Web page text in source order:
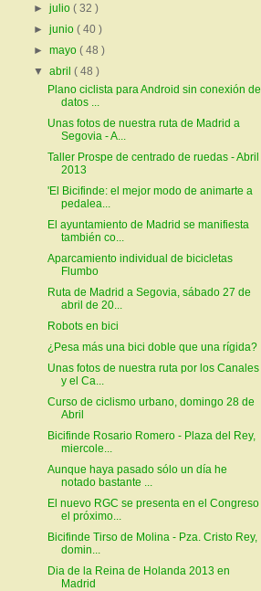
►julio( 32 )
►junio( 40 )
►mayo( 48 )
▼abril( 48 )
Plano ciclista para Android sin conexión de
datos ...
Unas fotos de nuestra ruta de Madrid a
Segovia - A...
Taller Prospe de centrado de ruedas - Abril
2013
'El Bicifinde: el mejor modo de animarte a
pedalea...
El ayuntamiento de Madrid se manifiesta
también co...
Aparcamiento individual de bicicletas
Flumbo
Ruta de Madrid a Segovia, sábado 27 de
abril de 20...
Robots en bici
¿Pesa más una bici doble que una rígida?
Unas fotos de nuestra ruta por los Canales
y el Ca...
Curso de ciclismo urbano, domingo 28 de
Abril
Bicifinde Rosario Romero - Plaza del Rey,
miercole...
Aunque haya pasado sólo un día he
notado bastante ...
El nuevo RGC se presenta en el Congreso
el próximo...
Bicifinde Tirso de Molina - Pza. Cristo Rey,
domin...
Dia de la Reina de Holanda 2013 en
Madrid